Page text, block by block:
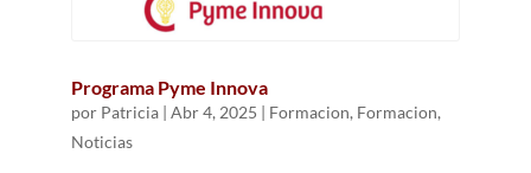
Programa Pyme Innova
por Patricia| Abr 4, 2025 | Formacion, Formacion,
Noticias